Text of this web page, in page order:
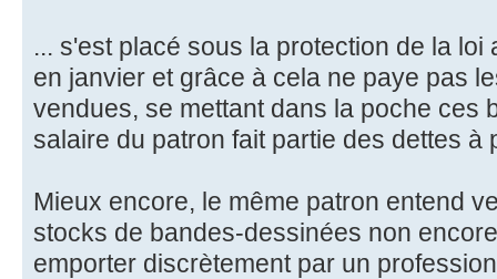
... s'est placé sous la protection de la
en janvier et grâce à cela ne paye pas
vendues, se mettant dans la poche ces
salaire du patron fait partie des dettes à
Mieux encore, le même patron entend
stocks de bandes-dessinées non
emporter discrètement par un